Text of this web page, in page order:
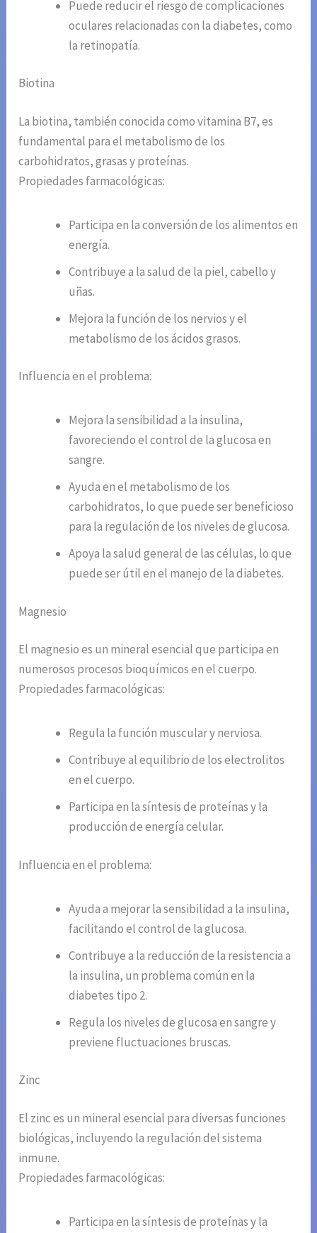
Puede reducir el riesgo de complicaciones
oculares relacionadas con la diabetes, como
la retinopatía.
Biotina
La biotina, también conocida como vitamina B7, es
fundamental para el metabolismo de los
carbohidratos, grasas y proteínas.
Propiedades farmacológicas:
Participa en la conversión de los alimentos en
energía.
Contribuye a la salud de la piel, cabello y
uñas.
Mejora la función de los nervios y el
metabolismo de los ácidos grasos.
Influencia en el problema:
Mejora la sensibilidad a la insulina,
favoreciendo el control de la glucosa en
sangre.
Ayuda en el metabolismo de los
carbohidratos, lo que puede ser beneficioso
para la regulación de los niveles de glucosa.
Apoya la salud general de las células, lo que
puede ser útil en el manejo de la diabetes.
Magnesio
El magnesio es un mineral esencial que participa en
numerosos procesos bioquímicos en el cuerpo.
Propiedades farmacológicas:
Regula la función muscular y nerviosa.
Contribuye al equilibrio de los electrolitos
en el cuerpo.
Participa en la síntesis de proteínas y la
producción de energía celular.
Influencia en el problema:
Ayuda a mejorar la sensibilidad a la insulina,
facilitando el control de la glucosa.
Contribuye a la reducción de la resistencia a
la insulina, un problema común en la
diabetes tipo 2.
Regula los niveles de glucosa en sangre y
previene fluctuaciones bruscas.
Zinc
El zinc es un mineral esencial para diversas funciones
biológicas, incluyendo la regulación del sistema
inmune.
Propiedades farmacológicas:
Participa en la síntesis de proteínas y la